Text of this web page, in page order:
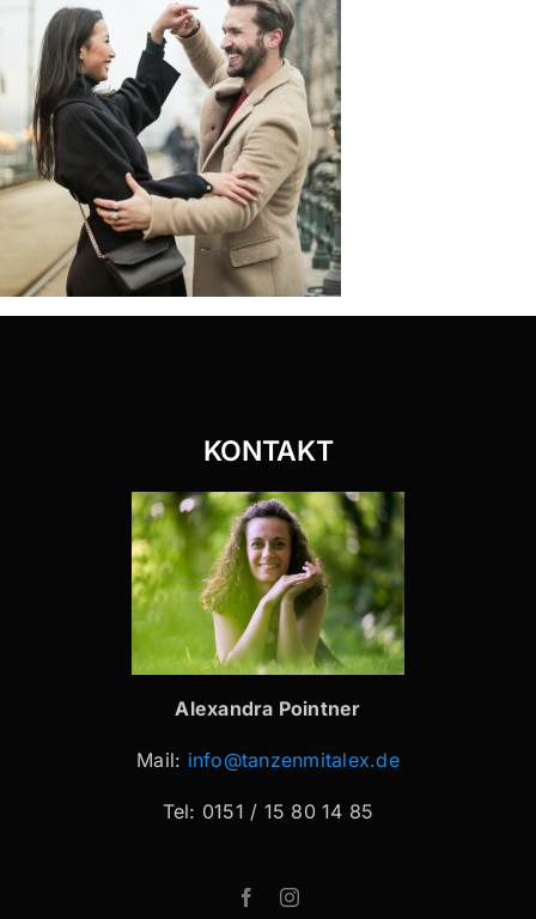
KONTAKT
Alexandra Pointner
Mail: info@tanzenmitalex.de
Tel: 0151 / 15 80 14 85